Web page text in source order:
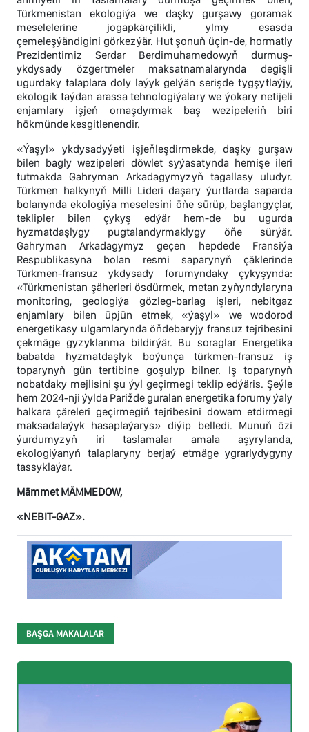
Türkmenistan ekologiýa we daşky gurşawy goramak
meselelerine jogapkärçilikli, ylmy esasda
çemeleşýändigini görkezýär. Hut şonuň üçin-de, hormatly
Prezidentimiz Serdar Berdimuhamedowyň durmuş-
ykdysady özgertmeler maksatnamalarynda degişli
ugurdaky talaplara doly laýyk gelýän serişde tygşytlaýjy,
ekologik taýdan arassa tehnologiýalary we ýokary netijeli
enjamlary işjeň ornaşdyrmak baş wezipeleriň biri
hökmünde kesgitlenendir.
«Ýaşyl» ykdysadyýeti işjeňleşdirmekde, daşky gurşaw
bilen bagly wezipeleri döwlet syýasatynda hemişe ileri
tutmakda Gahryman Arkadagymyzyň tagallasy uludyr.
Türkmen halkynyň Milli Lideri daşary ýurtlarda saparda
bolanynda ekologiýa meselesini öňe sürüp, başlangyçlar,
teklipler bilen çykyş edýär hem-de bu ugurda
hyzmatdaşlygy pugtalandyrmaklygy öňe sürýär.
Gahryman Arkadagymyz geçen hepdede Fransiýa
Respublikasyna bolan resmi saparynyň çäklerinde
Türkmen-fransuz ykdysady forumyndaky çykyşynda:
«Türkmenistan şäherleri ösdürmek, metan zyňyndylaryna
monitoring, geologiýa gözleg-barlag işleri, nebitgaz
enjamlary bilen üpjün etmek, «ýaşyl» we wodorod
energetikasy ulgamlarynda öňdebaryjy fransuz tejribesini
çekmäge gyzyklanma bildirýär. Bu soraglar Energetika
babatda hyzmatdaşlyk boýunça türkmen-fransuz iş
toparynyň gün tertibine goşulyp bilner. Iş toparynyň
nobatdaky mejlisini şu ýyl geçirmegi teklip edýäris. Şeýle
hem 2024-nji ýylda Parižde guralan energetika forumy ýaly
halkara çäreleri geçirmegiň tejribesini dowam etdirmegi
maksadalaýyk hasaplaýarys» diýip belledi. Munuň özi
ýurdumyzyň iri taslamalar amala aşyrylanda,
ekologiýanyň talaplaryny berjaý etmäge ygrarlydygyny
tassyklaýar.
Mämmet MÄMMEDOW,
«NEBIT-GAZ».
BAŞGA MAKALALAR